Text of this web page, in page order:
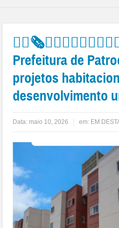
Prefeitura de
projetos
desenvolvimento
Data: maio 10, 2026 em: EM